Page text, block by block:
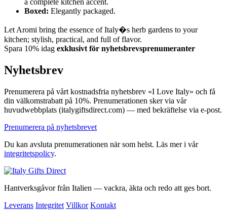
Boxed: Elegantly packaged.
Let Aromi bring the essence of Italy�s herb gardens to your
kitchen; stylish, practical, and full of flavor.
Spara 10% idag exklusivt för nyhetsbrevsprenumeranter
Nyhetsbrev
Prenumerera på vårt kostnadsfria nyhetsbrev «I Love Italy» och få
din välkomstrabatt på 10%. Prenumerationen sker via vår
huvudwebbplats (italygiftsdirect.com) — med bekräftelse via e-post.
Prenumerera på nyhetsbrevet
Du kan avsluta prenumerationen när som helst. Läs mer i vår
integritetspolicy.
Hantverksgåvor från Italien — vackra, äkta och redo att ges bort.
Leverans Integritet Villkor Kontakt